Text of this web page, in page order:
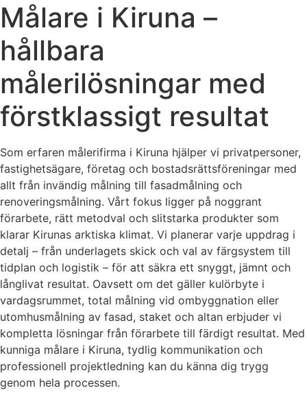
Målare i Kiruna –
hållbara
målerilösningar med
förstklassigt resultat
Som erfaren målerifirma i Kiruna hjälper vi privatpersoner,
fastighetsägare, företag och bostadsrättsföreningar med
allt från invändig målning till fasadmålning och
renoveringsmålning. Vårt fokus ligger på noggrant
förarbete, rätt metodval och slitstarka produkter som
klarar Kirunas arktiska klimat. Vi planerar varje uppdrag i
detalj – från underlagets skick och val av färgsystem till
tidplan och logistik – för att säkra ett snyggt, jämnt och
långlivat resultat. Oavsett om det gäller kulörbyte i
vardagsrummet, total målning vid ombyggnation eller
utomhusmålning av fasad, staket och altan erbjuder vi
kompletta lösningar från förarbete till färdigt resultat. Med
kunniga målare i Kiruna, tydlig kommunikation och
professionell projektledning kan du känna dig trygg
genom hela processen.